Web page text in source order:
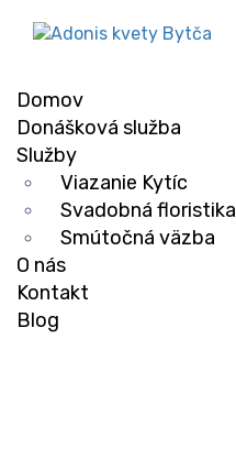
Domov
Donášková služba
Služby
Viazanie Kytíc
Svadobná floristika
Smútočná väzba
O nás
Kontakt
Blog